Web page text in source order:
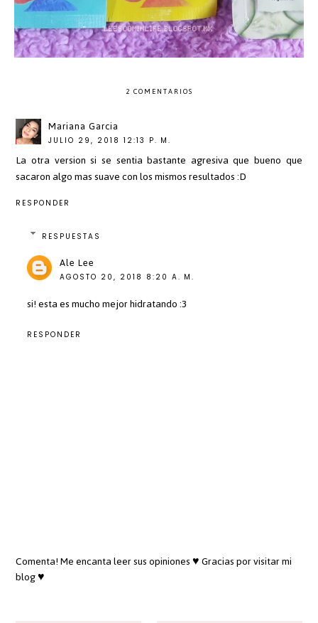
2 COMENTARIOS
Mariana Garcia
JULIO 29, 2018 12:13 P. M.
La otra version si se sentia bastante agresiva que bueno que
sacaron algo mas suave con los mismos resultados :D
RESPONDER
RESPUESTAS
Ale Lee
AGOSTO 20, 2018 8:20 A. M.
si! esta es mucho mejor hidratando :3
RESPONDER
Comenta! Me encanta leer sus opiniones ♥ Gracias por visitar mi
blog ♥